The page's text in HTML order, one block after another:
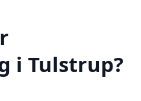
i Tulstrup?